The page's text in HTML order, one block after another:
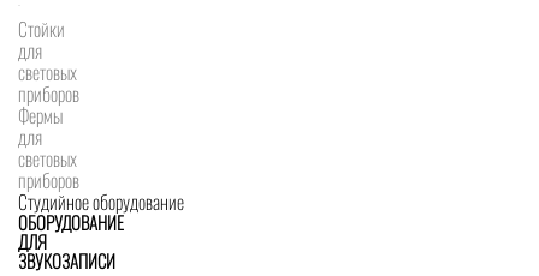
Стойки
для
световых
приборов
Фермы
для
световых
приборов
Студийное оборудование
ОБОРУДОВАНИЕ
ДЛЯ
ЗВУКОЗАПИСИ